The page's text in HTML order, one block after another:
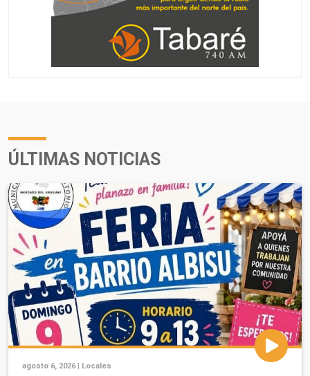
ÚLTIMAS NOTICIAS
agosto 6, 2026 | Locales